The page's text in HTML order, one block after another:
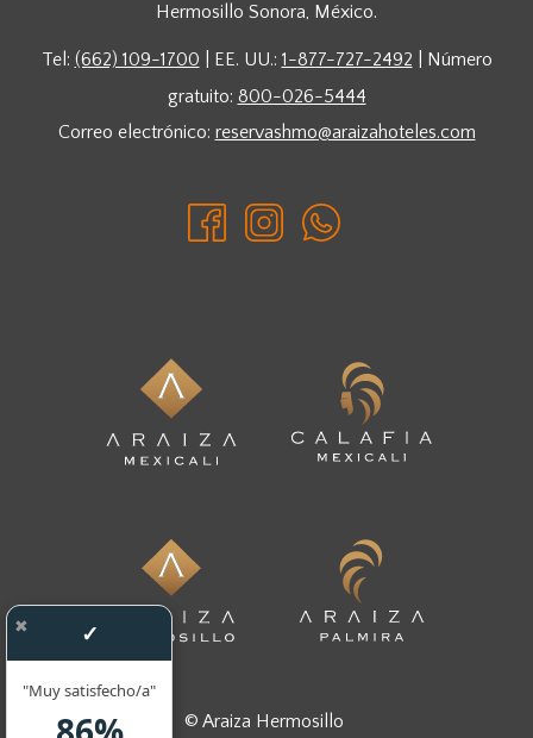
Hermosillo Sonora, México.
Tel: (662) 109-1700 | EE. UU.: 1-877-727-2492 | Número
gratuito: 800-026-5444
Correo electrónico: reservashmo@araizahoteles.com
✖ ✓
"Muy satisfecho/a"
© Araiza Hermosillo